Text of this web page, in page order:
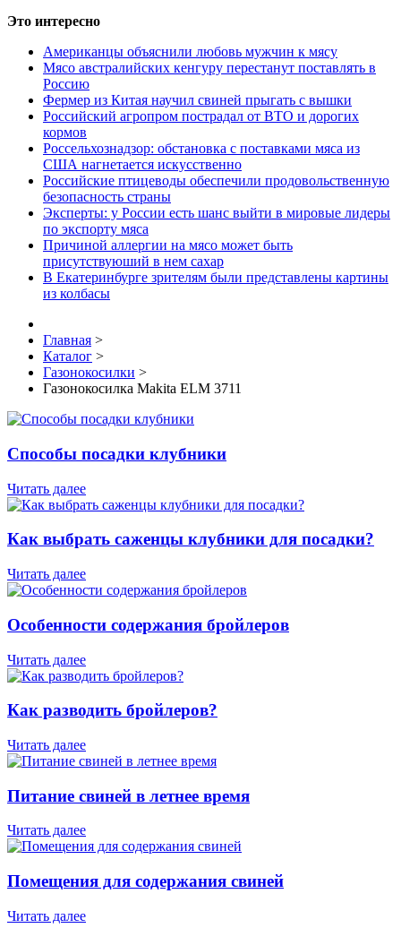
Это интересно
Американцы объяснили любовь мужчин к мясу
Мясо австралийских кенгуру перестанут поставлять в
Россию
Фермер из Китая научил свиней прыгать с вышки
Российский агропром пострадал от ВТО и дорогих
кормов
Россельхознадзор: обстановка с поставками мяса из
США нагнетается искусственно
Российские птицеводы обеспечили продовольственную
безопасность страны
Эксперты: у России есть шанс выйти в мировые лидеры
по экспорту мяса
Причиной аллергии на мясо может быть
присутствуюший в нем сахар
В Екатеринбурге зрителям были представлены картины
из колбасы
Главная >
Каталог >
Газонокосилки >
Газонокосилка Makita ELM 3711
Способы посадки клубники
Читать далее
Как выбрать саженцы клубники для посадки?
Читать далее
Особенности содержания бройлеров
Читать далее
Как разводить бройлеров?
Читать далее
Питание свиней в летнее время
Читать далее
Помещения для содержания свиней
Читать далее